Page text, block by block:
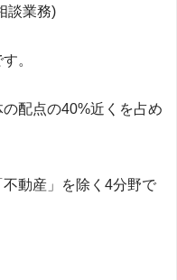
談業務)
。
配点の40%近くを占め
動産」を除く4分野で